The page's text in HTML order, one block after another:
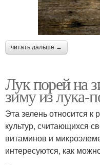
читать дальше →
Лук порей на
зиму из лука-
Эта зелень относится к
культур, считающихся
витаминов и
интересуются, как